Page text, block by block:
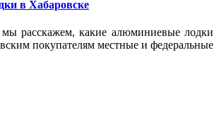
в Хабаровске
мы расскажем, какие алюминиевые лодки
покупателям местные и федеральные